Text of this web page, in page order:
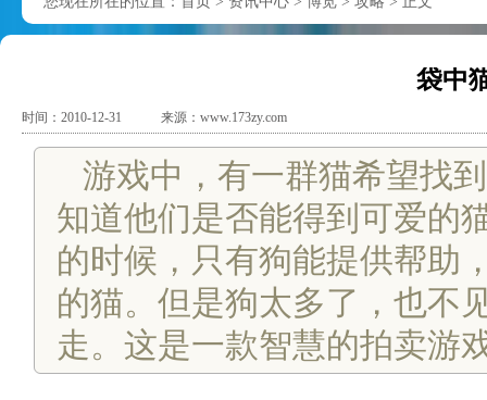
袋中
时间：2010-12-31 来源：www.173zy.com
游戏中，有一群猫希望找
知道他们是否能得到可爱的
的时候，只有狗能提供帮助
的猫。但是狗太多了，也不
走。这是一款智慧的拍卖游